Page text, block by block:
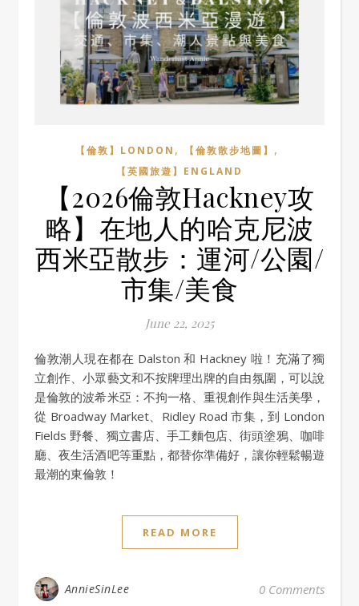
【倫敦】LONDON , 【倫敦散步地圖】 ,
【英國旅遊】ENGLAND
【2026倫敦Hackney攻
略】在地人的哈克尼波
西米亞散步：運河/公園/
市集/美食
June 22, 2025
倫敦潮人現在都在 Dalston 和 Hackney 啦！充滿了獨
立創作、小眾藝文和不按牌理出牌的自由氛圍，可以說
是倫敦的波希米亞：不拘一格、重視創作與生活美學，
從 Broadway Market、Ridley Road 市集，到 London
Fields 野餐、獨立書店、手工麵包店、街頭塗鴉、咖啡
廳、夜生活酒吧等重點，都替你準備好，讓你輕鬆暢遊
最潮的東倫敦！
READ MORE
AnnieSinLee 0 Comments